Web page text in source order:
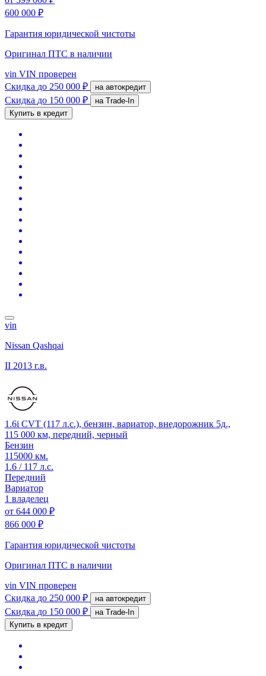
600 000 ₽
Гарантия юридической чистоты
Оригинал ПТС в наличии
vin VIN проверен
Скидка до 250 000 ₽ на автокредит
Скидка до 150 000 ₽
на Trade-In
Купить в кредит
vin
Nissan Qashqai
II 2013 г.в.
1.6i CVT (117 л.с.), бензин, вариатор, внедорожник 5д.,
115 000 км, передний, черный
Бензин
115000 км.
1.6 / 117 л.с.
Передний
Вариатор
1 владелец
от 644 000 ₽
866 000 ₽
Гарантия юридической чистоты
Оригинал ПТС в наличии
vin VIN проверен
Скидка до 250 000 ₽ на автокредит
Скидка до 150 000 ₽
на Trade-In
Купить в кредит